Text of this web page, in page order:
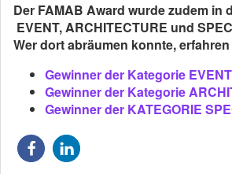
Der FAMAB Award wurde zudem in
EVENT, ARCHITECTURE und
Wer dort abräumen konnte,
Gewinner der Kategorie EVENT
Gewinner der Kategorie
Gewinner der KATEGORIE